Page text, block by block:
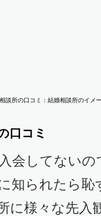
談所の口コミ ：結婚相談所のイメ
口コミ
会してない
知られたら
に様々な先入